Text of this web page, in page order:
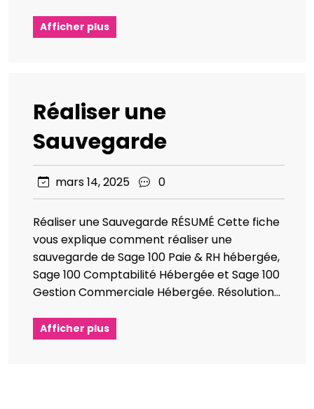
Afficher plus
Réaliser une
Sauvegarde
mars 14, 2025 0
Réaliser une Sauvegarde RÉSUMÉ Cette fiche
vous explique comment réaliser une
sauvegarde de Sage 100 Paie & RH hébergée,
Sage 100 Comptabilité Hébergée et Sage 100
Gestion Commerciale Hébergée. Résolution…
Afficher plus